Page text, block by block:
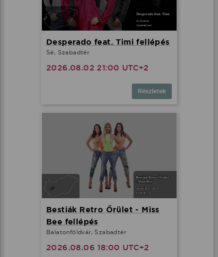
Desperado feat. Timi fellépés
Sé, Szabadtér
2026.08.02 21:00 UTC+2
Részletek
Bestiák Retro Őrület - Miss
Bee fellépés
Balatonföldvár, Szabadtér
2026.08.06 18:00 UTC+2